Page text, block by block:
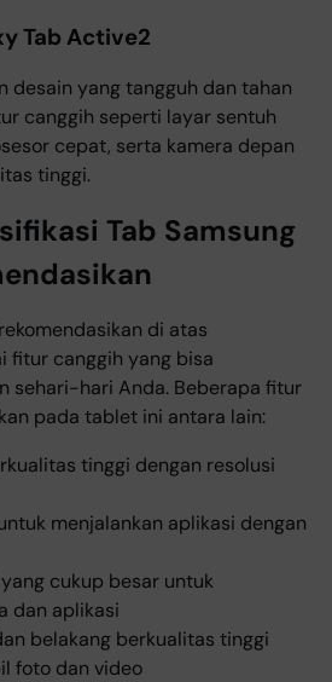
Tab Active2
desain yang tangguh dan tahan
canggih seperti layar sentuh
cepat, serta kamera depan
tinggi.
Tab Samsung
di atas
fitur canggih yang bisa
sehari-hari Anda. Beberapa fitur
pada tablet ini antara lain:
tinggi dengan resolusi
menjalankan aplikasi dengan
cukup besar untuk
dan aplikasi
belakang berkualitas tinggi
foto dan video